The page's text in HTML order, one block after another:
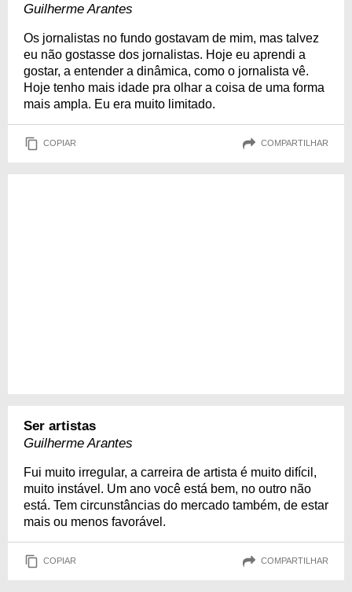
Guilherme Arantes
Os jornalistas no fundo gostavam de mim, mas talvez
eu não gostasse dos jornalistas. Hoje eu aprendi a
gostar, a entender a dinâmica, como o jornalista vê.
Hoje tenho mais idade pra olhar a coisa de uma forma
mais ampla. Eu era muito limitado.
COPIAR COMPARTILHAR
Ser artistas
Guilherme Arantes
Fui muito irregular, a carreira de artista é muito difícil,
muito instável. Um ano você está bem, no outro não
está. Tem circunstâncias do mercado também, de estar
mais ou menos favorável.
COPIAR COMPARTILHAR